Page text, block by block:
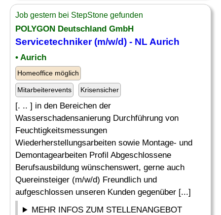
Job gestern bei StepStone gefunden
POLYGON Deutschland GmbH
Servicetechniker (m/w/d) - NL Aurich
• Aurich
Homeoffice möglich
Mitarbeiterevents Krisensicher
[. .. ] in den Bereichen der
Wasserschadensanierung Durchführung von
Feuchtigkeitsmessungen
Wiederherstellungsarbeiten sowie Montage- und
Demontagearbeiten Profil Abgeschlossene
Berufsausbildung wünschenswert, gerne auch
Quereinsteiger (m/w/d) Freundlich und
aufgeschlossen unseren Kunden gegenüber [...]
MEHR INFOS ZUM STELLENANGEBOT